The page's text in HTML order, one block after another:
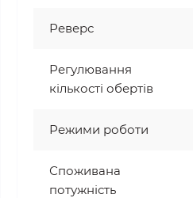
Реверс
Регулювання
кількості обертів
Режими роботи
Споживана
потужність